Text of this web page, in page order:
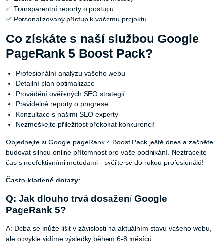
✅ Transparentní reporty o postupu
✅ Personalizovaný přístup k vašemu projektu
Co získáte s naší službou Google
PageRank 5 Boost Pack?
Profesionální analýzu vašeho webu
Detailní plán optimalizace
Provádění ověřených SEO strategií
Pravidelné reporty o progrese
Konzultace s našimi SEO experty
Nezmeškejte příležitost překonat konkurenci!
Objednejte si Google pageRank 4 Boost Pack ještě dnes a začněte
budovat silnou online přítomnost pro vaše podnikání. Neztrácejte
čas s neefektivními metodami - svěřte se do rukou profesionálů!
Často kladené dotazy:
Q: Jak dlouho trvá dosažení Google
PageRank 5?
A: Doba se může lišit v závislosti na aktuálním stavu vašeho webu,
ale obvykle vidíme výsledky během 6-8 měsíců.